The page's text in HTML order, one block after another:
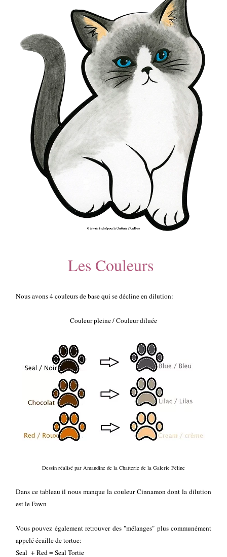
Les Couleurs
Nous avons 4 couleurs de base qui se décline en dilution:
Couleur pleine / Couleur diluée
Dessin réalisé par Amandine de la Chatterie de la Galerie Féline
Dans ce tableau il nous manque la couleur Cinnamon dont la dilution
est le Fawn
Vous pouvez également retrouver des "mélanges" plus communément
appelé écaille de tortue:
Seal + Red = Seal Tortie